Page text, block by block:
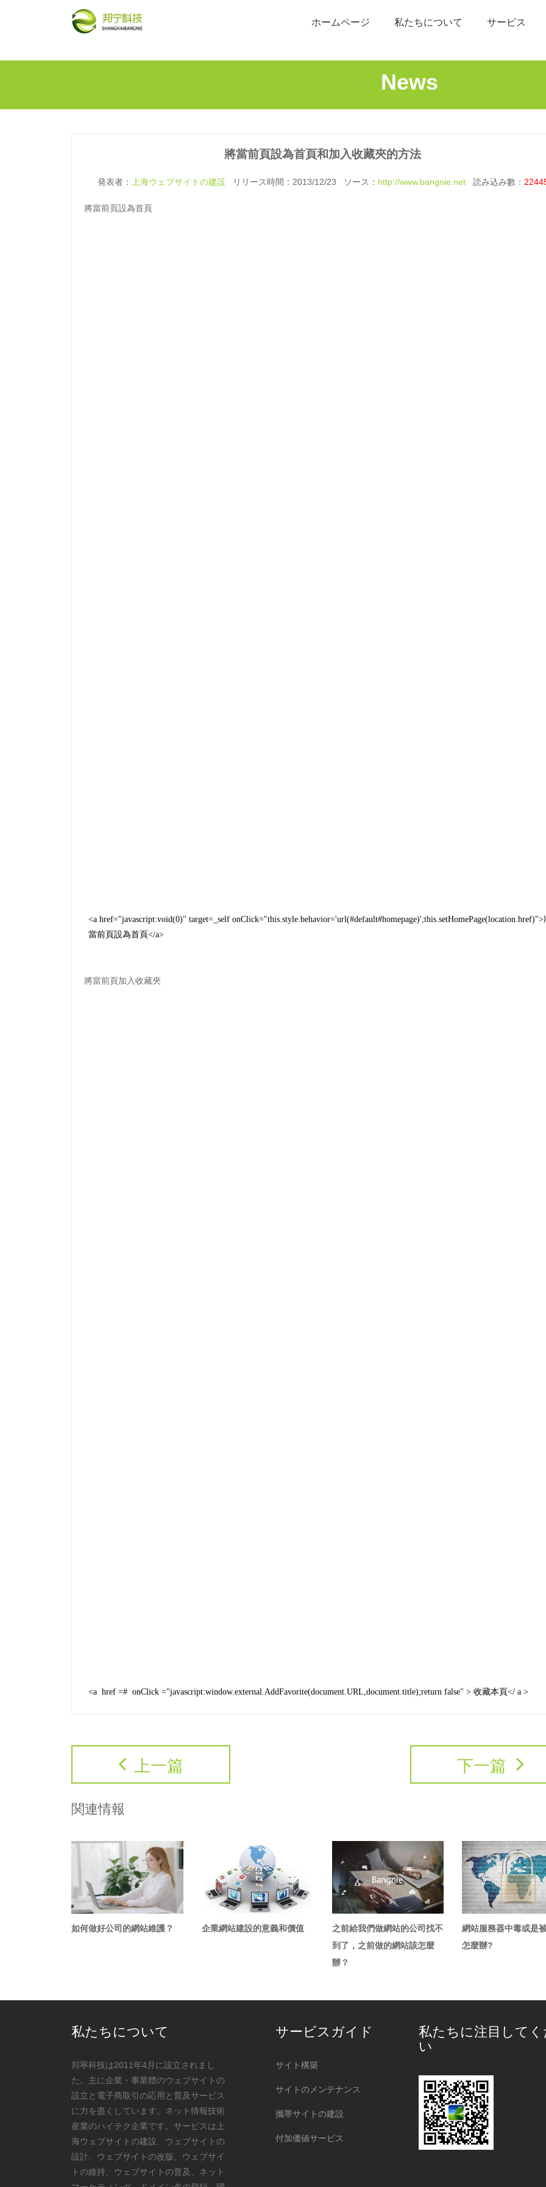
ホームページ 私たちについて サービス
News
將當前頁設為首頁和加入收藏夾的方法
発表者： 上海ウェブサイトの建設 リリース時間：2013/12/23 ソース： http://www.bangnie.net読み込み數：
將當前頁設為首頁
<a href="javascript:void(0)" target= _self onClick="this.style.behavior='url(#default#homepage)';this.setHomePage(location.href)">
當前頁設為首頁</a>
將當前頁加入收藏夾
<a href=# onClick="javascript:window.external.AddFavorite(document.URL,document.title);return false" > 收藏本頁</ a>
上一篇 下一篇
関連情報
如何做好公司的網站維護？ 企業網站建設的意義和價值
之前給我們做網站的公司找不
到了，之前做的網站該怎麼
辦？
網站服務器中毒或是
怎麼辦?
私たちについて
邦寧科技は2011年4月に設立されまし
た。主に企業・事業體のウェブサイトの
設立と電子商取引の応用と普及サービス
に力を盡くしています。ネット情報技術
産業のハイテク企業です。サービスは上
海ウェブサイトの建設、ウェブサイトの
設計、ウェブサイトの改版、ウェブサイ
トの維持、ウェブサイトの普及、ネット
サービスガイド
サイト構築
サイトのメンテナンス
攜帯サイトの建設
付加価値サービス
私たちに注目して
い